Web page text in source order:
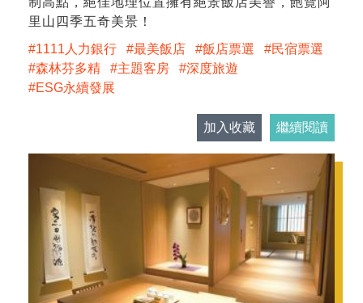
里山四季五奇美景！
1111人力銀行
最美飯店 飯店票選
民宿票選
森林芬多精
主題客房
深度旅遊
ESG永續發展
加入收藏 繼續閱讀